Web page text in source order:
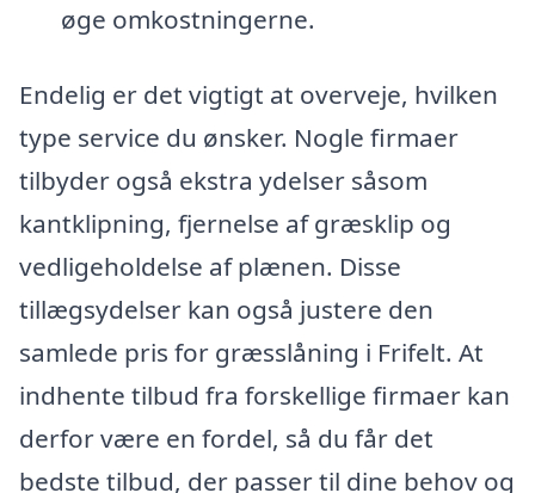
øge omkostningerne.
Endelig er det vigtigt at overveje, hvilken
type service du ønsker. Nogle firmaer
tilbyder også ekstra ydelser såsom
kantklipning, fjernelse af græsklip og
vedligeholdelse af plænen. Disse
tillægsydelser kan også justere den
samlede pris for græsslåning i Frifelt. At
indhente tilbud fra forskellige firmaer kan
derfor være en fordel, så du får det
bedste tilbud, der passer til dine behov og